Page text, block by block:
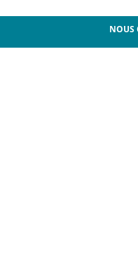
NOUS